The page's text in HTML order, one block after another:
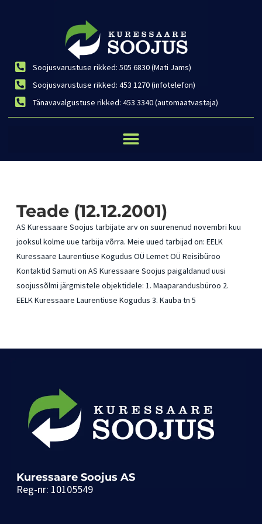
Soojusvarustuse rikked: 505 6830 (Mati Jams)
Soojusvarustuse rikked: 453 1270 (infotelefon)
Tänavavalgustuse rikked: 453 3340 (automaatvastaja)
Teade (12.12.2001)
AS Kuressaare Soojus tarbijate arv on suurenenud novembri kuu
jooksul kolme uue tarbija võrra. Meie uued tarbijad on: EELK
Kuressaare Laurentiuse Kogudus OÜ Lemet OÜ Reisibüroo
Kontaktid Samuti on AS Kuressaare Soojus paigaldanud uusi
soojussõlmi järgmistele objektidele: 1. Maaparandusbüroo 2.
EELK Kuressaare Laurentiuse Kogudus 3. Kauba tn 5
Kuressaare Soojus AS
Reg-nr: 10105549